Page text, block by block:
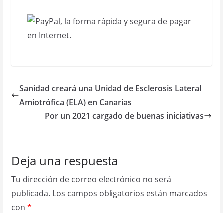
Sanidad creará una Unidad de Esclerosis Lateral
Amiotrófica (ELA) en Canarias
Por un 2021 cargado de buenas iniciativas
Deja una respuesta
Tu dirección de correo electrónico no será
publicada. Los campos obligatorios están marcados
con *